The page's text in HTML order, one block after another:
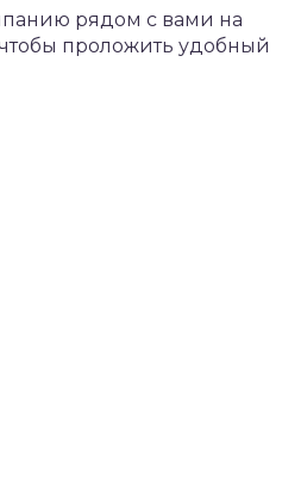
рядом с вами на
проложить удобный